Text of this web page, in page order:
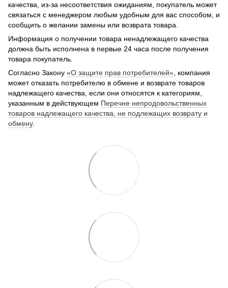
качества, из-за несоответствия ожиданиям, покупатель может
связаться с менеджером любым удобным для вас способом, и
сообщить о желании замены или возврата товара.
Информация о получении товара ненадлежащего качества
должна быть исполнена в первые 24 часа после получения
товара покупатель.
Согласно Закону «О защите прав потребителей» , компания
может отказать потребителю в обмене и возврате товаров
надлежащего качества, если они относятся к категориям,
указанным в действующем Перечне непродовольственных
товаров надлежащего качества, не подлежащих возврату и
обмену.